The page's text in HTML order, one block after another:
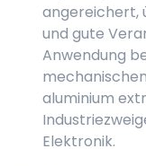
angereichert,
und gute
Anwendung
aluminium
Elektronik.